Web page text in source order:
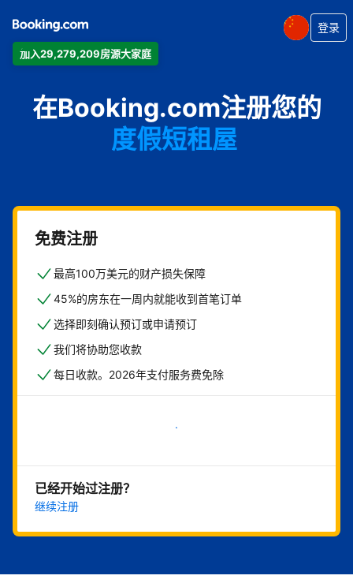
加入29,279,209房源大家庭
登录
在Booking.com注册您的
公寓
酒店
度假短租屋
住宿加早餐旅馆
免费注册
最高100万美元的财产损失保障
45%的房东在一周内就能收到首笔订单
选择即刻确认预订或申请预订
我们将协助您收款
每日收款。2026年支付服务费免除
立即开始
已经开始过注册？
继续注册